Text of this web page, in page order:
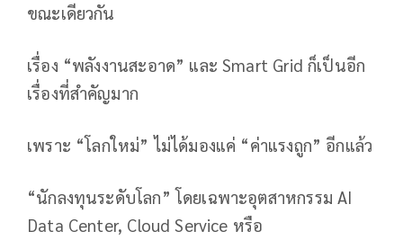
ขณะเดียวกัน
เรื่อง “พลังงานสะอาด” และ Smart Grid ก็เป็นอีก
เรื่องที่สำคัญมาก
เพราะ “โลกใหม่” ไม่ได้มองแค่ “ค่าแรงถูก” อีกแล้ว
“นักลงทุนระดับโลก” โดยเฉพาะอุตสาหกรรม AI
Data Center, Cloud Service หรือ